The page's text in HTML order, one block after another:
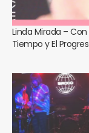
Linda Mirada – Con
Tiempo y El